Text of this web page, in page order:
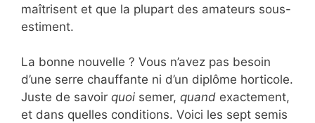
maîtrisent et que la plupart des amateurs sous-
estiment.
La bonne nouvelle ? Vous n’avez pas besoin
d’une serre chauffante ni d’un diplôme horticole.
Juste de savoir quoi semer, quand exactement,
et dans quelles conditions. Voici les sept semis